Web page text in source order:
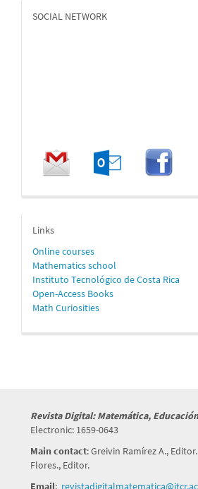
SOCIAL NETWORK
enlaces
Links
Onlinecourses
Mathematics school
Instituto Tecnológico de Costa Rica
Open-Access Books
Math Curiosities
Revista Digital: Matemática,
Electronic: 1659-0643
Main contact: Greivin Ramírez A.,
Flores., Editor.
Email: revistadigitalmatematica@itcr.